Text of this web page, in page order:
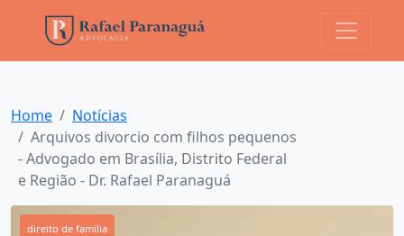
Home
Notícias
Arquivos divorcio com filhos pequenos
- Advogado em Brasília, Distrito Federal
e Região - Dr. Rafael Paranaguá
direito de familia